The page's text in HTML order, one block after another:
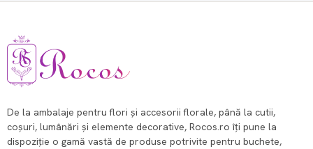
De la ambalaje pentru flori și accesorii florale, până la cutii,
coșuri, lumânări și elemente decorative, Rocos.ro îți pune la
dispoziție o gamă vastă de produse potrivite pentru buchete,